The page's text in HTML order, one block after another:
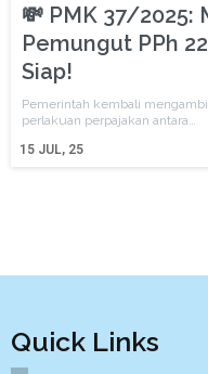
💸 PMK 37/2025:
Pemungut PPh
Siap!
15 JUL, 25
Pemerintah kembali
perlakuan perpajakan antara…
Quick Links